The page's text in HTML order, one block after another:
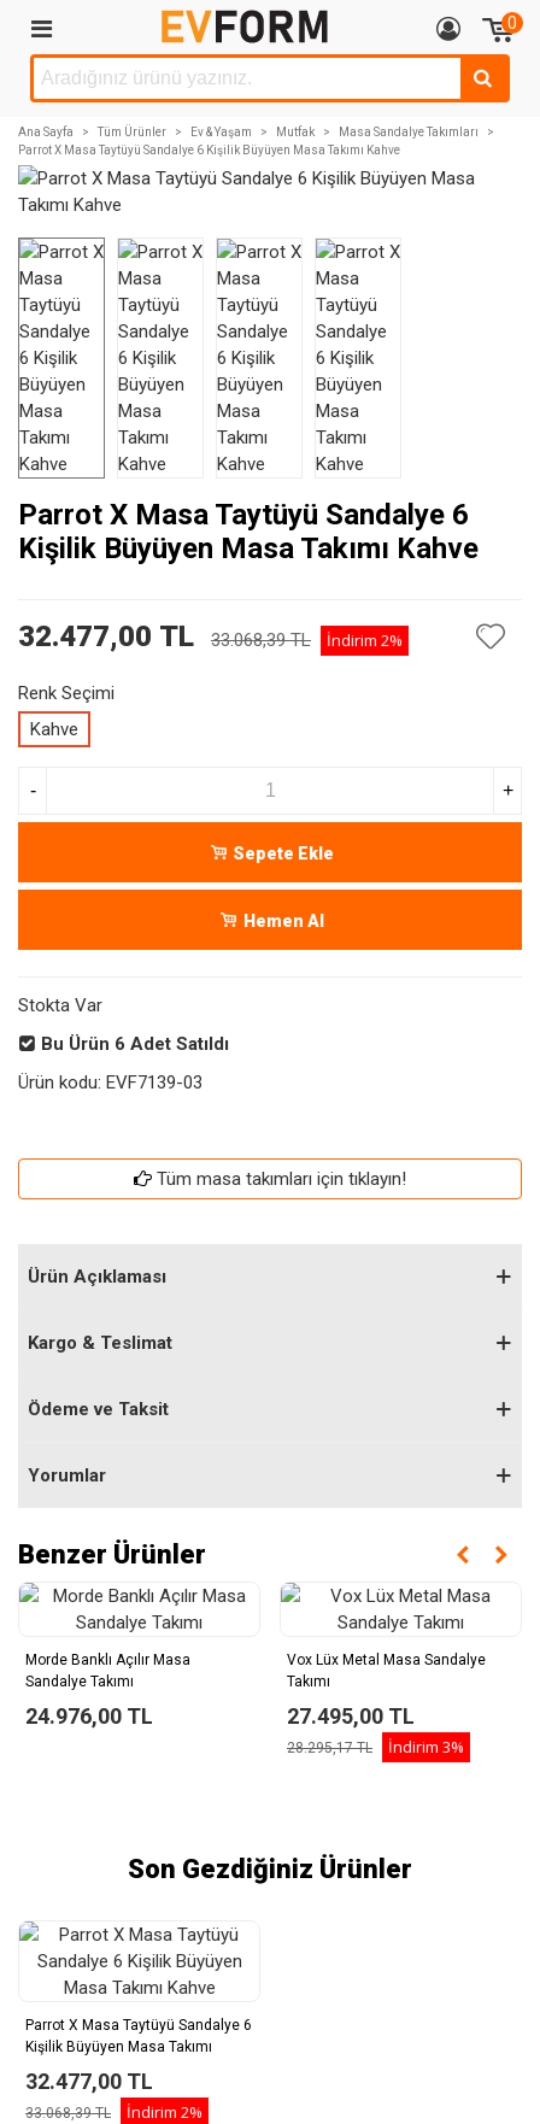
0
Ana Sayfa > Tüm Ürünler > Ev & Yaşam > Mutfak > Masa Sandalye Takımları
>
Parrot X Masa Taytüyü Sandalye 6 Kişilik Büyüyen Masa Takımı Kahve
Parrot X Masa Taytüyü Sandalye 6
Kişilik Büyüyen Masa Takımı Kahve
32.477,00 TL 33.068,39 TL İndirim 2%
Renk Seçimi
Kahve
- +
Sepete Ekle
Hemen Al
Stokta Var
Bu Ürün 6 Adet Satıldı
Ürün kodu: EVF7139-03
Tüm masa takımları için tıklayın!
Ürün Açıklaması
Kargo & Teslimat
Ödeme ve Taksit
Yorumlar
Benzer Ürünler
Morde Banklı Açılır Masa
Sandalye Takımı
24.976,00 TL
Vox Lüx Metal Masa Sandalye
Takımı
27.495,00 TL
28.295,17 TL İndirim 3%
Son Gezdiğiniz Ürünler
Parrot X Masa Taytüyü Sandalye 6
Kişilik Büyüyen Masa Takımı
32.477,00 TL
33.068,39 TL İndirim 2%